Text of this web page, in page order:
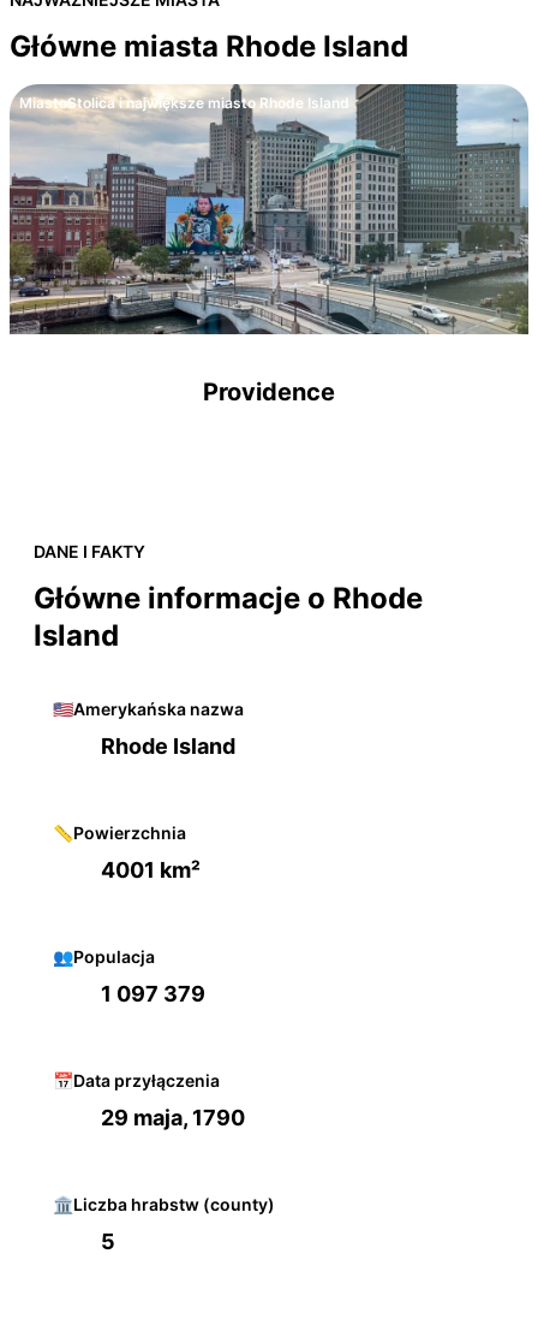
Główne miasta Rhode Island
MiastoStolica i największe miasto Rhode Island
Providence
DANE I FAKTY
Główne informacje o Rhode
Island
🇺🇸Amerykańska nazwa
Rhode Island
📏Powierzchnia
4001 km²
👥Populacja
1 097 379
📅Data przyłączenia
29 maja, 1790
🏛️Liczba hrabstw (county)
5